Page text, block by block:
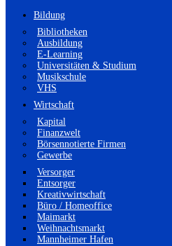
Bildung
Bibliotheken
Ausbildung
E-Learning
Universitäten & Studium
Musikschule
VHS
Wirtschaft
Kapital
Finanzwelt
Börsennotierte Firmen
Gewerbe
Versorger
Entsorger
Kreativwirtschaft
Büro / Homeoffice
Maimarkt
Weihnachtsmarkt
Mannheimer Hafen